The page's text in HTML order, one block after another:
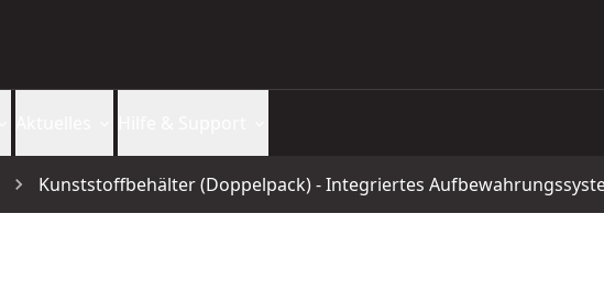
Kunststoffbehälter (Doppelpack) - Integriertes